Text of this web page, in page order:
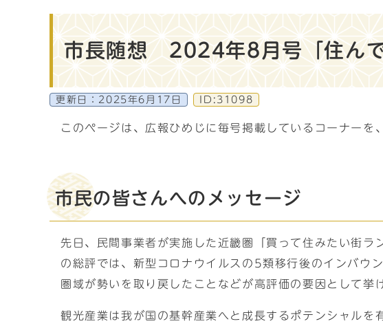
市長随想 2024年8月号「住ん
更新日： 2025年6月17日 ID:31098
このページは、広報ひめじに毎号掲載しているコーナーを
市民の皆さんへのメッセージ
先日、民間事業者が実施した近畿圏「買って住みたい街
の総評では、新型コロナウイルスの5類移行後のインバウ
圏域が勢いを取り戻したことなどが高評価の要因として挙
観光産業は我が国の基幹産業へと成長するポテンシャル